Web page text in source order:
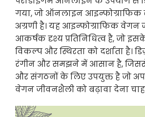
गया, जो ऑनलाइन
अग्रणी है। यह आइन्फोग्राफिक
आकर्षक दृश्य प्रतिनिधित्व है, जो
विकल्प और स्थिरता को दर्शाता है।
रंगीन और समझने में आसान है,
और संगठनों के लिए उपयुक्त है जो
वेगन जीवनशैली को बढ़ावा देना